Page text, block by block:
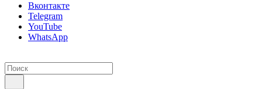
Вконтакте
Telegram
YouTube
WhatsApp